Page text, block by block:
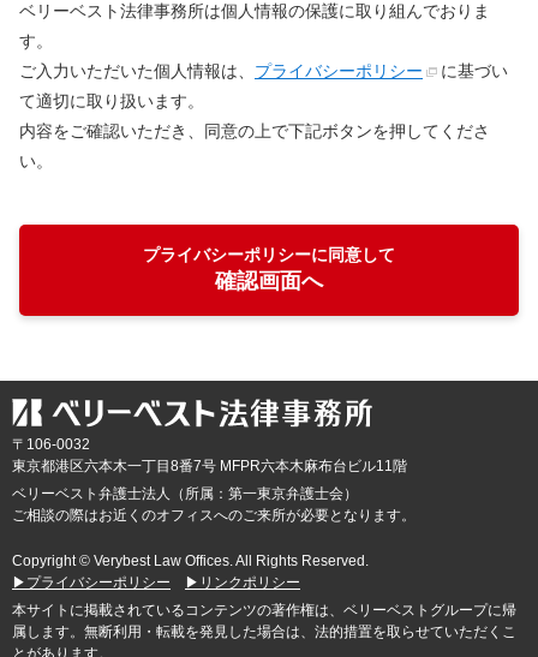
ベリーベスト法律事務所は個人情報の保護に取り組んでおりま
す。
ご入力いただいた個人情報は、 プライバシーポリシー
に基づい
て適切に取り扱います。
内容をご確認いただき、同意の上で下記ボタンを押してくださ
い。
プライバシーポリシーに同意して
確認画面へ
〒106-0032
東京都港区六本木一丁目8番7号 MFPR六本木麻布台ビル11階
ベリーベスト弁護士法人（所属：第一東京弁護士会）
ご相談の際はお近くのオフィスへのご来所が必要となります。
Copyright © Verybest Law Offices. All Rights Reserved.
▶プライバシーポリシー
▶リンクポリシー
本サイトに掲載されているコンテンツの著作権は、ベリーベストグループに帰
属します。無断利用・転載を発見した場合は、法的措置を取らせていただくこ
とがあります。